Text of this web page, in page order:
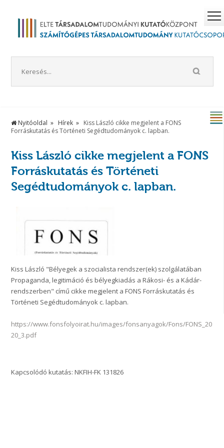
Nyitóoldal Hírek
Kiss László cikke megjelent a FONS
Forráskutatás és Történeti Segédtudományok c. lapban.
Kiss László cikke megjelent a FONS
Forráskutatás és Történeti
Segédtudományok c. lapban.
Kiss László "Bélyegek a szocialista rendszer(ek) szolgálatában
Propaganda, legitimáció és bélyegkiadás a Rákosi- és a Kádár-
rendszerben" című cikke megjelent a FONS Forráskutatás és
Történeti Segédtudományok c. lapban.
https://www.fonsfolyoirat.hu/images/fonsanyagok/Fons/FONS_20
20_3.pdf
Kapcsolódó kutatás: NKFIH-FK 131826